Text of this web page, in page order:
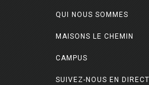
QUI NOUS SOMMES
MAISONS LE CHEMIN
CAMPUS
SUIVEZ-NOUS EN DIRECT